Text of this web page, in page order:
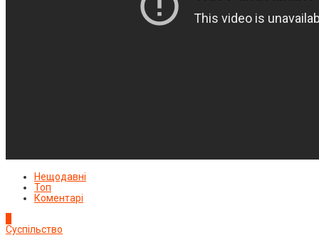
Нещодавні
Топ
Коментарі
Суспільство